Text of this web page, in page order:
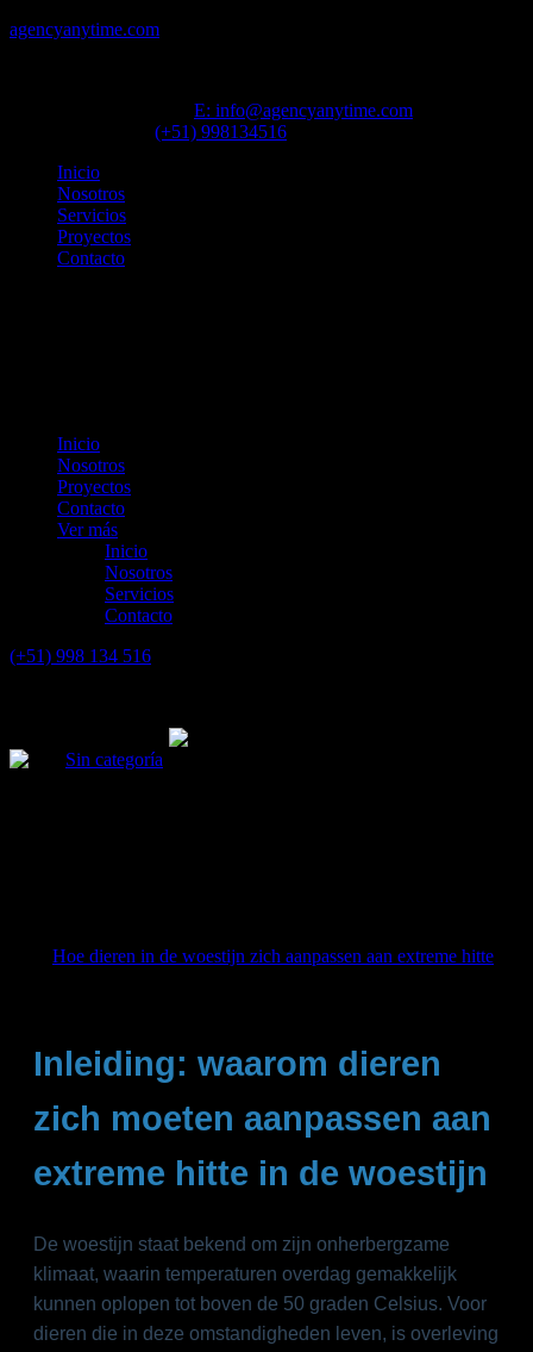
agencyanytime.com
E: info@agencyanytime.com
(+51) 998134516
Inicio
Nosotros
Servicios
Proyectos
Contacto
Inicio
Nosotros
Proyectos
Contacto
Ver más
Inicio
Nosotros
Servicios
Contacto
(+51) 998 134 516
Sin categoría
Hoe dieren in de woestijn zich aanpassen aan extreme hitte
Inleiding: waarom dieren
zich moeten aanpassen aan
extreme hitte in de woestijn
De woestijn staat bekend om zijn onherbergzame
klimaat, waarin temperaturen overdag gemakkelijk
kunnen oplopen tot boven de 50 graden Celsius. Voor
dieren die in deze omstandigheden leven, is overleving